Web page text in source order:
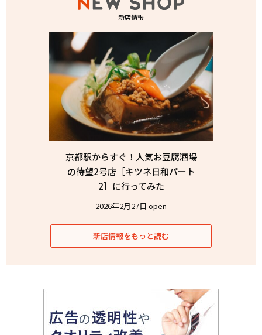
新店情報
京都駅からすぐ！人気お豆腐酒場
の待望2号店［キツネ日和パート
2］に行ってみた
2026年2月27日 open
新店情報をもっと読む